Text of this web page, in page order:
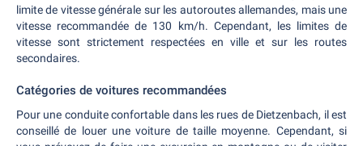
limite de vitesse générale sur les autoroutes allemandes, mais une
vitesse recommandée de 130 km/h. Cependant, les limites de
vitesse sont strictement respectées en ville et sur les routes
secondaires.
Catégories de voitures recommandées
Pour une conduite confortable dans les rues de Dietzenbach, il est
conseillé de louer une voiture de taille moyenne. Cependant, si